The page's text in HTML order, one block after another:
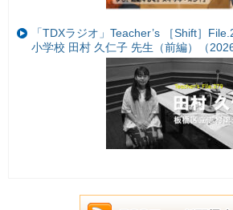
「TDXラジオ」Teacher’s ［Shift］
小学校 田村 久仁子 先生（前編）（